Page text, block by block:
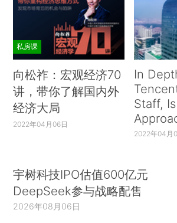
私房课
向松祚：宏观经济70
讲，带你了解国内外
经济大局
2022年04月06日
In
Staff, Is
2022年04月
宇树科技IPO估值600亿元
DeepSeek参与战略配售
2026年08月06日